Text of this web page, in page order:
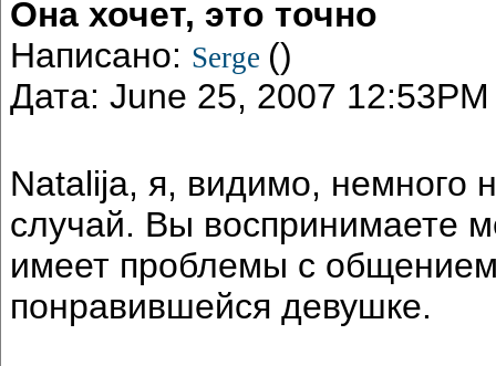
Она хочет, это точно
Написано: Serge ()
Дата: June 25, 2007 12:53PM
Natalija, я, видимо, немного
случай. Вы воспринимаете
имеет проблемы с общением
понравившейся девушке.